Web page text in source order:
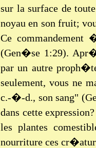
sur la surface de
noyau en son fruit;
Ce
(Gen�se 1:29).
par un autre
seulement, vous ne
c.-�-d., son sang"
dans cette
les plantes
nourriture ces